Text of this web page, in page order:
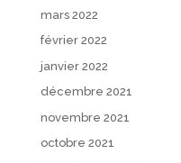
mars 2022
février 2022
janvier 2022
décembre 2021
novembre 2021
octobre 2021